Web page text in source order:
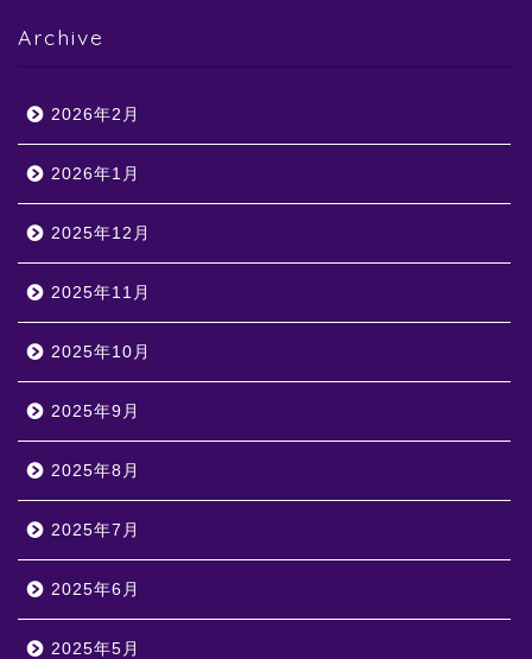
Archive
2026年2月
2026年1月
2025年12月
2025年11月
2025年10月
2025年9月
2025年8月
2025年7月
2025年6月
2025年5月